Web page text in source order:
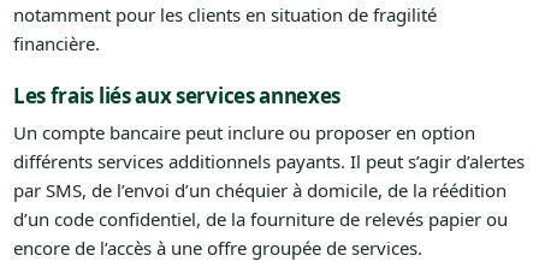
notamment pour les clients en situation de fragilité
financière.
Les frais liés aux services annexes
Un compte bancaire peut inclure ou proposer en option
différents services additionnels payants. Il peut s’agir d’alertes
par SMS, de l’envoi d’un chéquier à domicile, de la réédition
d’un code confidentiel, de la fourniture de relevés papier ou
encore de l’accès à une offre groupée de services.